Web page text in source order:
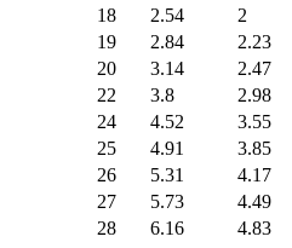
18
2.54 2
19
2.84 2.23
20
3.14 2.47
22
3.8 2.98
24
4.52 3.55
25
4.91 3.85
26
5.31 4.17
27
5.73 4.49
28
6.16 4.83